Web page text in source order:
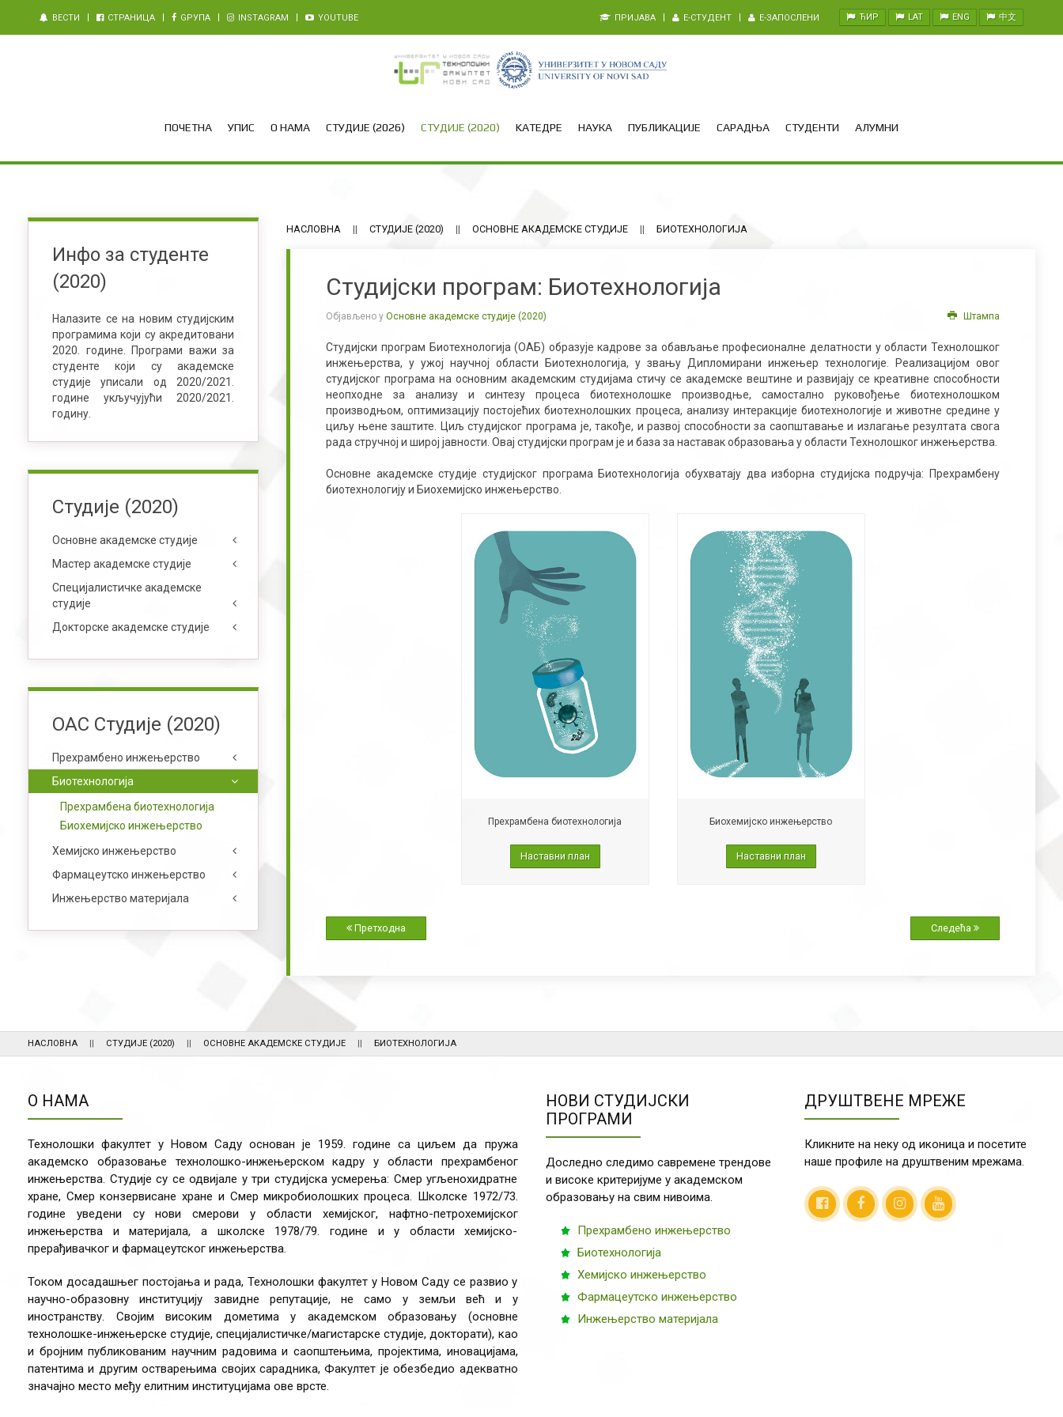
ВЕСТИ СТРАНИЦА GРУПА INSTAGRAM YOUTUBE ЋИР LAT ENG 中文
ПРИЈАВА E-СТУДЕНТ E-ЗАПОСЛЕНИ
ПОЧЕТНА УПИС О НАМА СТУДИЈЕ (2026) СТУДИЈЕ (2020) KАТЕДРЕ НАУКА ПУБЛИКАЦИЈЕ САРАДЊА СТУДЕНТИ АЛУМНИ
НАСЛОВНА СТУДИЈЕ (2020) ОСНОВНЕ АКАДЕМСКЕ СТУДИЈЕ БИОТЕХНОЛОГИЈА
Студијски програм: Биотехнологија
Објављено уОсновне академске студије (2020) Штампа
Студијски програм Биотехнологија (ОАБ) образује кадрове за обављање професионалне делатности у области Технолошког
инжењерства, у ужој научној области Биотехнологија, у звању Дипломирани инжењер технологије. Реализацијом овог
студијског програма на основним академским студијама стичу се академске вештине и развијају се креативне способности
неопходне за анализу и синтезу процеса биотехнолошке производње, самостално руковођење биотехнолошком
производњом, оптимизацију постојећих биотехнолошких процеса, анализу интеракције биотехнологије и животне средине у
циљу њене заштите. Циљ студијског програма је, такође, и развој способности за саопштавање и излагање резултата свога
рада стручној и широј јавности. Овај студијски програм је и база за наставак образовања у области Технолошког инжењерства.
Основне академске студије студијског програма Биотехнологија обухватају два изборна студијска подручја: Прехрамбену
биотехнологију и Биохемијско инжењерство.
Прехрамбена биотехнологија
Наставни план
Биохемијско инжењерство
Наставни план
Претходна Следећа
Инфо за студенте
(2020)
Налазите се на новим студијским
програмима који су акредитовани
2020. године. Програми важи за
студенте који су академске
студије уписали од 2020/2021.
године укључујући 2020/2021.
годину.
Студије (2020)
Основне академске студије
Мастер академске студије
Специјалистичке академске
студије
Докторске академске студије
ОАС Студије (2020)
Прехрамбено инжењерство
Биотехнологија
Прехрамбена биотехнологија
Биохемијско инжењерство
Хемијско инжењерство
Фармацеутско инжењерство
Инжењерство материјала
НАСЛОВНА СТУДИЈЕ (2020) ОСНОВНЕ АКАДЕМСКЕ СТУДИЈЕ БИОТЕХНОЛОГИЈА
О НАМА
Технолошки факултет у Новом Саду основан је 1959. године са циљем да пружа
академско образовање технолошко-инжењерском кадру у области прехрамбеног
инжењерства. Студије су се одвијале у три студијска усмерења: Смер угљенохидратне
хране, Смер конзервисане хране и Смер микробиолошких процеса. Школске 1972/73.
године уведени су нови смерови у области хемијског, нафтно-петрохемијског
инжењерства и материјала, а школске 1978/79. године и у области хемијско-
прерађивачког и фармацеутског инжењерства.
Током досадашњег постојања и рада, Технолошки факултет у Новом Саду се развио у
научно-образовну институцију завидне репутације, не само у земљи већ и у
иностранству. Својим високим дометима у академском образовању (основне
технолошке-инжењерске студије, специјалистичке/магистарске студије, докторати), као
и бројним публикованим научним радовима и саопштењима, пројектима, иновацијама,
патентима и другим остварењима својих сарадника, Факултет је обезбедио адекватно
значајно место међу елитним институцијама ове врсте.
НОВИ СТУДИЈСКИ
ПРОГРАМИ
Доследно следимо савремене трендове
и високе критеријуме у академском
образовању на свим нивоима.
Прехрамбено инжењерство
Биотехнологија
Хемијско инжењерство
Фармацеутско инжењерство
Инжењерство материјала
ДРУШТВЕНЕ МРЕЖЕ
Кликните на неку од иконица и посетите
наше профиле на друштвеним мрежама.